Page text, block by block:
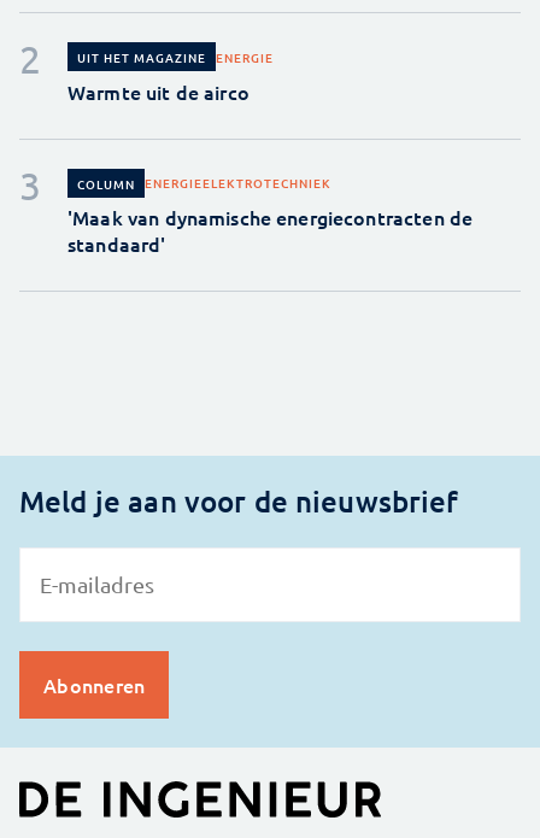
UIT HET MAGAZINE ENERGIE
Warmte uit de airco
COLUMN ENERGIEELEKTROTECHNIEK
'Maak van dynamische energiecontracten de
standaard'
Meld je aan voor de nieuwsbrief